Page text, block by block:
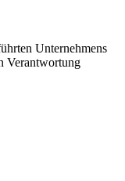
Unternehmens
Verantwortung